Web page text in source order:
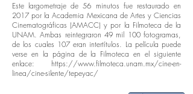
Este largometraje de 56 minutos fue restaurado en
2017 por la Academia Mexicana de Artes y Ciencias
Cinematográficas (AMACC) y por la Filmoteca de la
UNAM. Ambas reintegraron 49 mil 100 fotogramas,
de los cuales 107 eran intertítulos. La película puede
verse en la página de la Filmoteca en el siguiente
enlace: https://www.filmoteca.unam.mx/cine-en-
linea/cine-silente/tepeyac/